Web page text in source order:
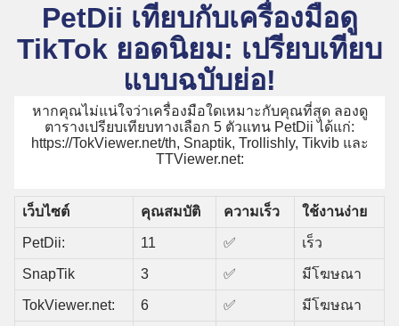
PetDii เทียบกับเครื่องมือดู
TikTok ยอดนิยม: เปรียบเทียบ
แบบฉบับย่อ!
หากคุณไม่แน่ใจว่าเครื่องมือใดเหมาะกับคุณที่สุด ลองดู
ตารางเปรียบเทียบทางเลือก 5 ตัวแทน PetDii ได้แก่:
https://TokViewer.net/th, Snaptik, Trollishly, Tikvib และ
TTViewer.net:
เว็บไซต์ คุณสมบัติ ความเร็ว ใช้งานง่าย
PetDii: 11 ✅ เร็ว
SnapTik 3 ✅ มีโฆษณา
TokViewer.net: 6 ✅ มีโฆษณา